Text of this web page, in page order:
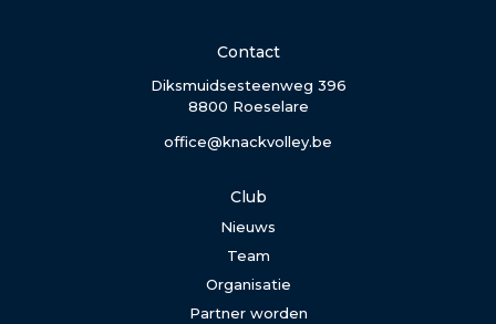
Contact
Diksmuidsesteenweg 396
8800 Roeselare
office@knackvolley.be
Club
Nieuws
Team
Organisatie
Partner worden